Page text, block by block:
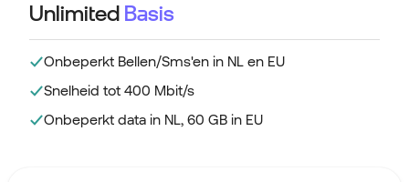
Unlimited Basis
Onbeperkt Bellen/Sms'en in NL en EU
Snelheid tot 400 Mbit/s
Onbeperkt data in NL, 60 GB in EU